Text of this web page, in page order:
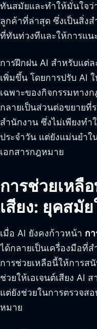
ทันสมัยและทำให้มั่นใจ
ลูกค้าที่ล่าสุด ซึ่งเป็นสิ่ง
ที่ทันท่วงทีและให้การแน
การฝึกฝน AI สำหรับแต่
เพิ่มขึ้น โดยการปรับ AI
เฉพาะของกิจกรรมทาง
กลายเป็นส่วนต่อขยายที่
สำนักงาน ซึ่งไม่เพียงทำ
ประจำวัน แต่ยังแม่นยำ
เอกสารกฎหมาย
การช่วยเหลื
เสียง: ยุคสมั
เมื่อ AI ยังคงก้าวหน้า ก
ได้กลายเป็นเครื่องมือที่
การช่วยเหลือนี้ให้การส
ช่วยให้เอเจนต์เสียง AI
แต่ยังช่วยในการตรวจส
หมาย